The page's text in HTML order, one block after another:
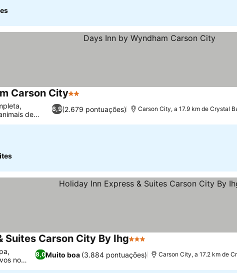
Carson City2 Estrelas
6,9(2.679 pontuações)
de
Carson City, a 17.9 km de Crystal
Suites Carson City By Ihg3 Estrelas
8,0Muito boa (3.884 pontuações)
no
Carson City, a 17.2 km de